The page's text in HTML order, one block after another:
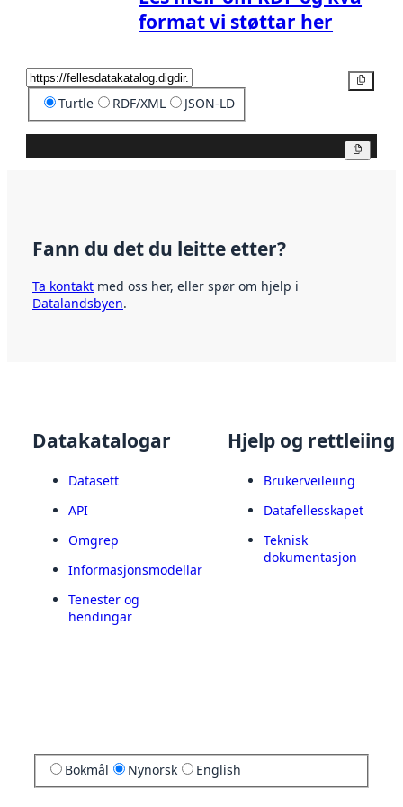
format vi støttar her
Turtle RDF/XML JSON-LD
Fann du det du leitte etter?
Ta kontakt med oss her, eller spør om hjelp i
Datalandsbyen.
Datakatalogar
Datasett
API
Omgrep
Informasjonsmodellar
Tenester og
hendingar
Hjelp og rettleiing
Brukerveileiing
Datafellesskapet
Teknisk
dokumentasjon
Bokmål Nynorsk English